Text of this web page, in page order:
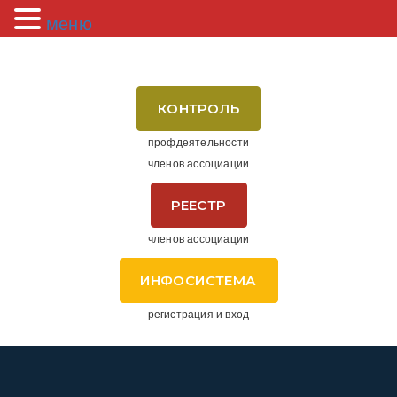
КОНТРОЛЬ
профдеятельности
членов ассоциации
РЕЕСТР
членов ассоциации
ИНФОСИСТЕМА
регистрация и вход
меню